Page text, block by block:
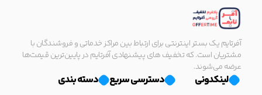
آفرتایم یک بستر اینترنتی برای ارتباط بین مراکز خدماتی و فروشندگان با
مشتریان است. که تخفیف های پیشنهادی آفرتایم در پایین‌ترین قیمت‌ها
عرضه می‌شوند.
لینکدونی دسترسی سریع دسته بندی